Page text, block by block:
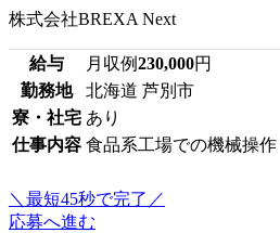
株式会社BREXA Next
給与 月収例230,000円
勤務地
北海道 芦別市
寮・社宅 あり
仕事内容 食品系工場での機械操
＼最短45秒で完了／
応募へ進む